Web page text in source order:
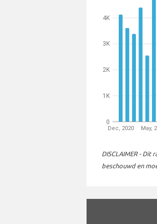
Dec, 2020 May,
0
1K
2K
3K
4K
DISCLAIMER -
beschouwd en